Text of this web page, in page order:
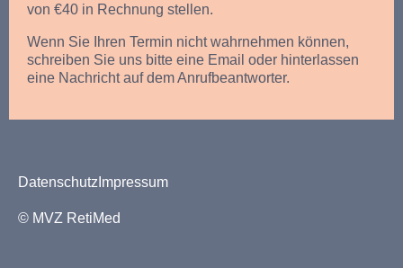
von €40 in Rechnung stellen.
Wenn Sie Ihren Termin nicht wahrnehmen können,
schreiben Sie uns bitte eine Email oder hinterlassen
eine Nachricht auf dem Anrufbeantworter.
© MVZ RetiMed
Datenschutz Impressum